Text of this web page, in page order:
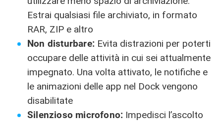
Estrai qualsiasi file archiviato, in formato
RAR, ZIP e altro
Non disturbare: Evita distrazioni per poterti
occupare delle attività in cui sei attualmente
impegnato. Una volta attivato, le notifiche e
le animazioni delle app nel Dock vengono
disabilitate
Silenzioso microfono: Impedisci l’ascolto